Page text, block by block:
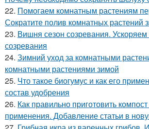
22. Помогаем комнатным растениям
Сократите полив комнатных растений
23. Вишня сезон созревания.
созревания
24. Зимний уход за комнатными
комнатными растениями зимой
25. Что такое биогумус и как его
состав удобрения
26. Как правильно приготовить
применения. Добавление статьи в